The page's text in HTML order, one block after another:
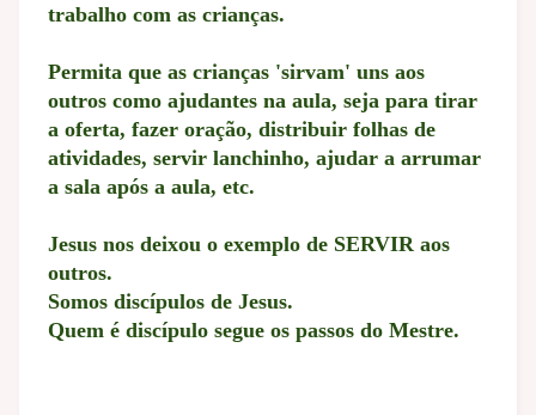
trabalho com as crianças.
Permita que as crianças 'sirvam' uns aos
outros como ajudantes na aula, seja para tirar
a oferta, fazer oração, distribuir folhas de
atividades, servir lanchinho, ajudar a arrumar
a sala após a aula, etc.
Jesus nos deixou o exemplo de SERVIR aos
outros.
Somos discípulos de Jesus.
Quem é discípulo segue os passos do Mestre.